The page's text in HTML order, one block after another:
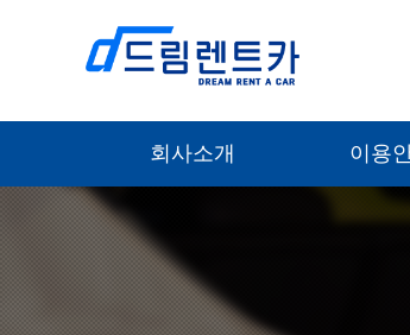
회사소개 이용